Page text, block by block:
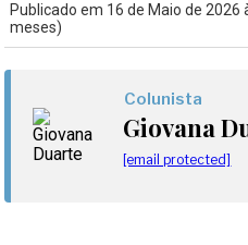
Publicado em 16 de Maio de 2026
meses)
Colunista
Giovana
[email protected]